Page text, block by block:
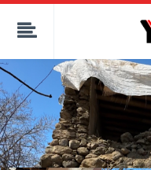
kaçak bahis
deneme bonusu
canlı bahis siteleri
deneme bonusu veren siteler
bahis siteleri
porno izle